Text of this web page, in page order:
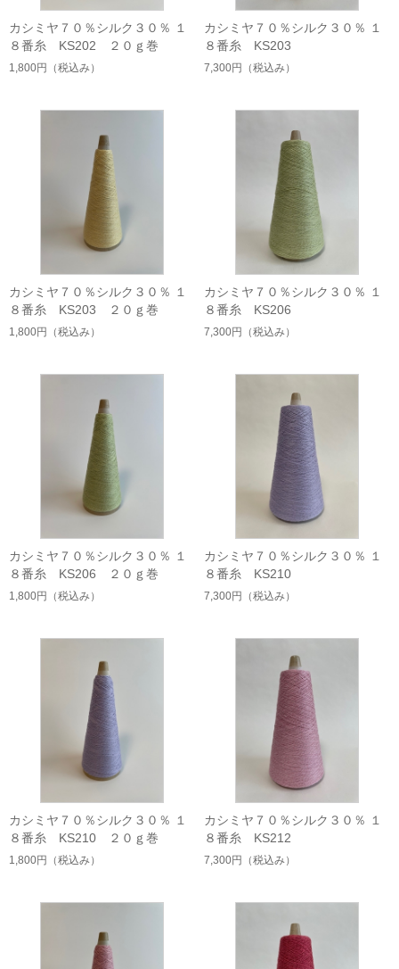
カシミヤ７０％シルク３０％ １
８番糸 KS202 ２０ｇ巻
1,800円 （税込み）
カシミヤ７０％シルク３０％ １
８番糸 KS203
7,300円 （税込み）
カシミヤ７０％シルク３０％ １
８番糸 KS203 ２０ｇ巻
1,800円 （税込み）
カシミヤ７０％シルク３０％ １
８番糸 KS206
7,300円 （税込み）
カシミヤ７０％シルク３０％ １
８番糸 KS206 ２０ｇ巻
1,800円 （税込み）
カシミヤ７０％シルク３０％ １
８番糸 KS210
7,300円 （税込み）
カシミヤ７０％シルク３０％ １
８番糸 KS210 ２０ｇ巻
1,800円 （税込み）
カシミヤ７０％シルク３０％ １
８番糸 KS212
7,300円 （税込み）